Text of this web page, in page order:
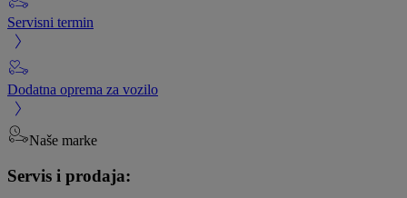
Servisni termin
Dodatna oprema za vozilo
Naše marke
Servis i prodaja: